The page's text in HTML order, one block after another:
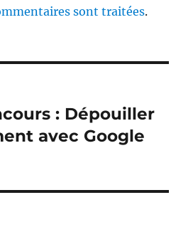
sont traitées.
: Dépouiller
avec Google